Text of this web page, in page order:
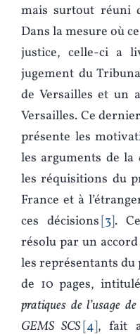
mais surtout réuni
Dans la mesure où
justice, celle-ci a
jugement du
de Versailles et un
Versailles. Ce
présente les
les arguments de la
les réquisitions du
France et à
ces décisions 3 .
résolu par un
les représentants du
de 10 pages,
pratiques de l’usage
GEMS SCS 4 , fait